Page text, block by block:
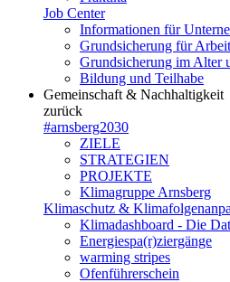
Job Center
Informationen für
Grundsicherung für
Grundsicherung im Alter
Bildung und Teilhabe
Gemeinschaft & Nachhaltigkeit
zurück
#arnsberg2030
ZIELE
STRATEGIEN
PROJEKTE
Klimagruppe Arnsberg
Klimaschutz &
Klimadashboard - Die
Energiespa(r)ziergänge
warming stripes
Ofenführerschein